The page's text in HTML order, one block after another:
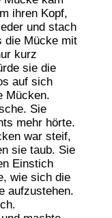
ihren Kopf,
und stach
die Mücke mit
kurz
sie die
auf sich
Mücken.
Sie
mehr hörte.
war steif,
sie taub. Sie
Einstich
wie sich die
aufzustehen.